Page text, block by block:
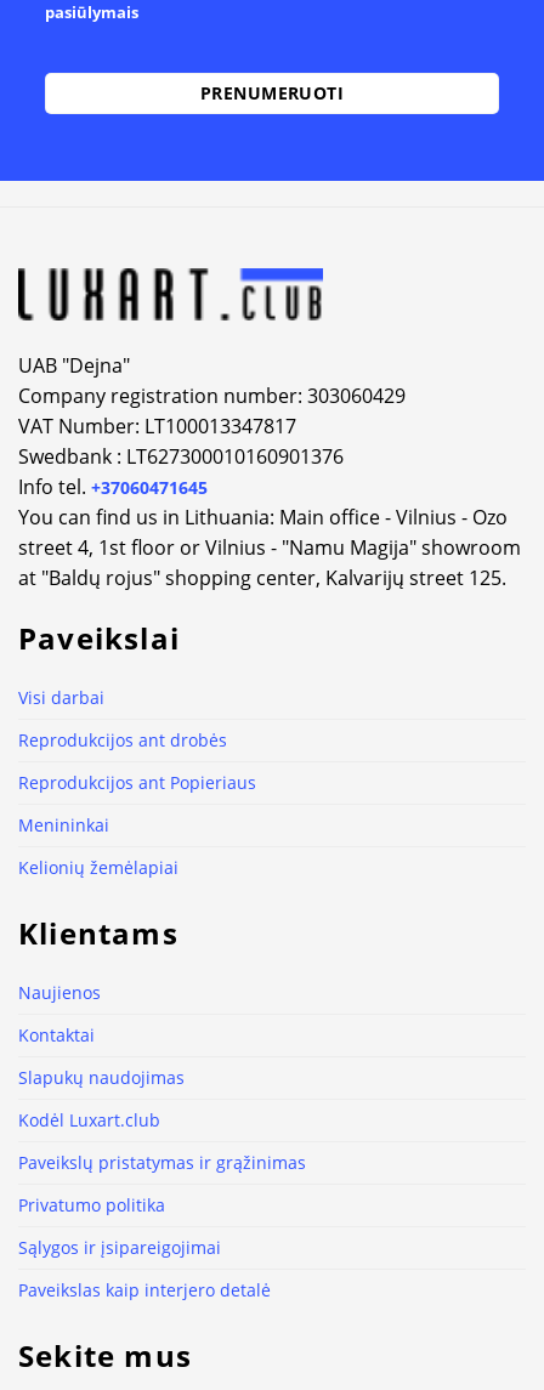
pasiūlymais
UAB "Dejna"
Company registration number: 303060429
VAT Number: LT100013347817
Swedbank : LT627300010160901376
Info tel. +37060471645
You can find us in Lithuania: Main office - Vilnius - Ozo
street 4, 1st floor or Vilnius - "Namu Magija" showroom
at "Baldų rojus" shopping center, Kalvarijų street 125.
Paveikslai
Visi darbai
Reprodukcijos ant drobės
Reprodukcijos ant Popieriaus
Menininkai
Kelionių žemėlapiai
Klientams
Naujienos
Kontaktai
Slapukų naudojimas
Kodėl Luxart.club
Paveikslų pristatymas ir grąžinimas
Privatumo politika
Sąlygos ir įsipareigojimai
Paveikslas kaip interjero detalė
Sekite mus